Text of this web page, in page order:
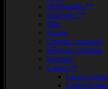
Delphinidés.**
Ecureuils.**
Elan
Fouine
Genette.commune
Hérisson.commun
Hermine
Lapins.**